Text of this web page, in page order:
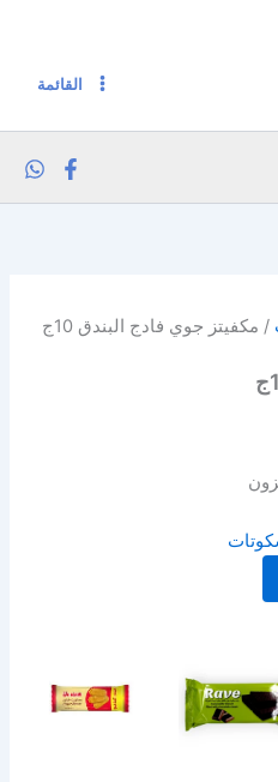
القائمة
/ مكفيتز جوي فادج البندق 10ج